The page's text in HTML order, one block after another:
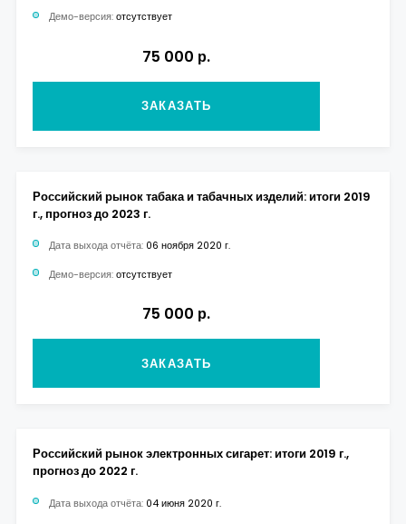
Демо-версия: отсутствует
75 000 р.
ЗАКАЗАТЬ
Российский рынок табака и табачных изделий: итоги 2019
г., прогноз до 2023 г.
Дата выхода отчёта: 06 ноября 2020 г.
Демо-версия: отсутствует
75 000 р.
ЗАКАЗАТЬ
Российский рынок электронных сигарет: итоги 2019 г.,
прогноз до 2022 г.
Дата выхода отчёта: 04 июня 2020 г.